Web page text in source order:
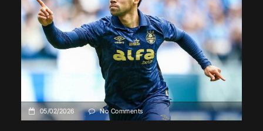
05/02/2026 No Comments